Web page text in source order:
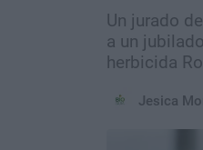
Un jurado
a un
herbicida
Jesica